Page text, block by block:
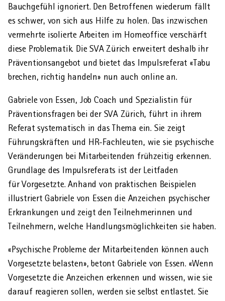
Bauch­gefühl ignoriert. Den Betroffenen wiederum fällt
es schwer, von sich aus Hilfe zu holen. Das inzwischen
vermehrte isolierte Arbeiten im Homeoffice verschärft
diese Problematik. Die SVA Zürich erweitert deshalb ihr
Präventions­angebot und bietet das Impulsreferat «Tabu
brechen, richtig handeln» nun auch online an.
Gabriele von Essen, Job Coach und Spezialistin für
Präventions­fragen bei der SVA Zürich, führt in ihrem
Referat systematisch in das Thema ein. Sie zeigt
Führungs­kräften und HR-Fachleuten, wie sie psychische
Veränderungen bei Mitarbeitenden frühzeitig erkennen.
Grund­lage des Impuls­referats ist der Leitfaden
für Vorgesetzte. Anhand von praktischen Beispielen
illustriert Gabriele von Essen die Anzeichen psychischer
Erkrankungen und zeigt den Teilnehmerinnen und
Teilnehmern, welche Handlungs­möglichkeiten sie haben.
«Psychische Probleme der Mitarbeitenden können auch
Vorgesetzte belasten», betont Gabriele von Essen. «Wenn
Vorgesetzte die Anzeichen erkennen und wissen, wie sie
darauf reagieren sollen, werden sie selbst entlastet. Sie